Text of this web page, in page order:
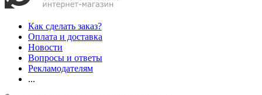
Как сделать заказ?
Оплата и доставка
Новости
Вопросы и ответы
Рекламодателям
...